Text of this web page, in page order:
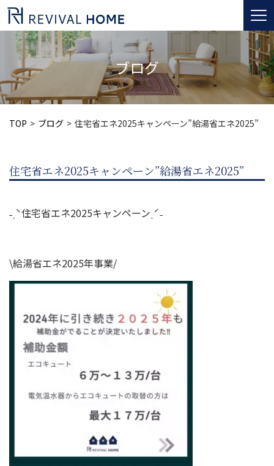
ブログ
TOP ブログ 住宅省エネ2025キャンペーン”給湯省エネ2025”
住宅省エネ2025キャンペーン”給湯省エネ2025”
˗ˏˋ住宅省エネ2025キャンペーンˎˊ˗
\給湯省エネ2025年事業/